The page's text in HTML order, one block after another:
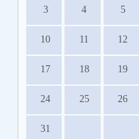
3 4 5
10 11 12
17 18 19
24 25 26
31